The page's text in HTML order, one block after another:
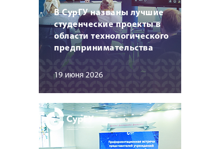
В СурГУ названы лучшие
студенческие проекты в
области технологического
предпринимательства
19 июня 2026